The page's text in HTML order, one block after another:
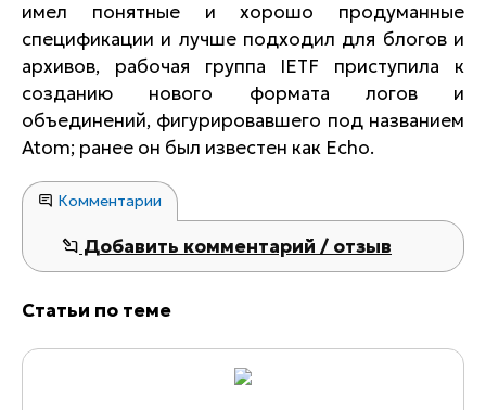
имел понятные и хорошо продуманные
спецификации и лучше подходил для блогов и
архивов, рабочая группа IETF приступила к
созданию нового формата логов и
объединений, фигурировавшего под названием
Atom; ранее он был известен как Echo.
Комментарии
Добавить комментарий / отзыв
Статьи по теме